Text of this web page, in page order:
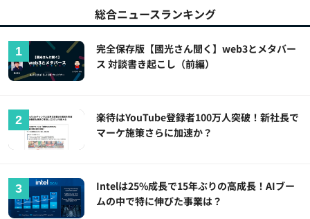
総合ニュースランキング
完全保存版【國光さん聞く】web3とメタバー
ス 対談書き起こし（前編）
楽待はYouTube登録者100万人突破！新社長で
マーケ施策さらに加速か？
Intelは25%成長で15年ぶりの高成長！AIブー
ムの中で特に伸びた事業は？